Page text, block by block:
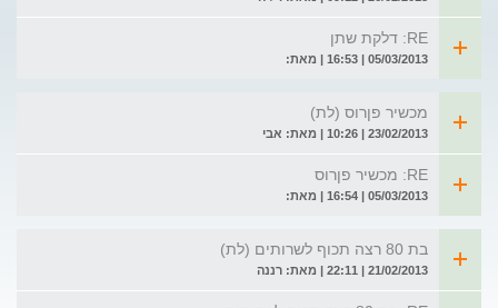
RE: דלקת שתן
05/03/2013 | 16:53 | מאת:
מכשיר פןרוס (לת)
23/02/2013 | 10:26 | מאת: אבי
RE: מכשיר פןרוס
05/03/2013 | 16:54 | מאת:
בת 80 רצה תכוף לשרותים (לת)
21/02/2013 | 22:11 | מאת: רננה